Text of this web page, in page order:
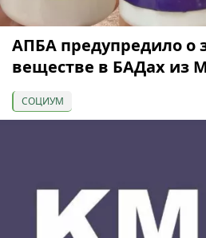
АПБА предупредило о
веществе в БАДах из
СОЦИУМ